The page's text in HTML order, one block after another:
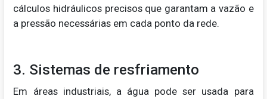
cálculos hidráulicos precisos que garantam a vazão e
a pressão necessárias em cada ponto da rede.
3. Sistemas de resfriamento
Em áreas industriais, a água pode ser usada para